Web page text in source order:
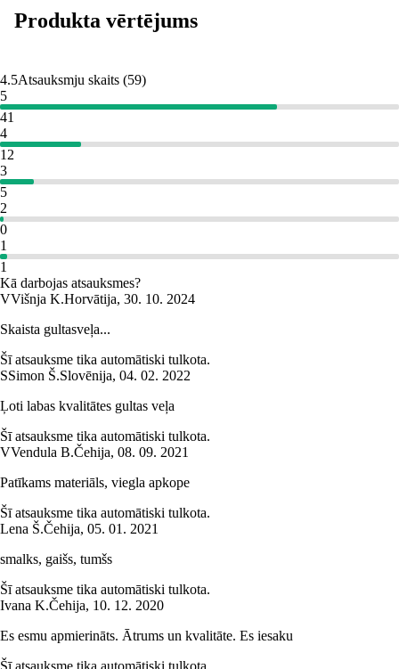
Produkta vērtējums
4.5Atsauksmju skaits (59)
5
41
4
12
3
5
2
0
1
1
Kā darbojas atsauksmes?
VVišnja K.Horvātija, 30. 10. 2024
Skaista gultasveļa...
Šī atsauksme tika automātiski tulkota.
SSimon Š.Slovēnija, 04. 02. 2022
Ļoti labas kvalitātes gultas veļa
Šī atsauksme tika automātiski tulkota.
VVendula B.Čehija, 08. 09. 2021
Patīkams materiāls, viegla apkope
Šī atsauksme tika automātiski tulkota.
Lena Š.Čehija, 05. 01. 2021
smalks, gaišs, tumšs
Šī atsauksme tika automātiski tulkota.
Ivana K.Čehija, 10. 12. 2020
Es esmu apmierināts. Ātrums un kvalitāte. Es iesaku